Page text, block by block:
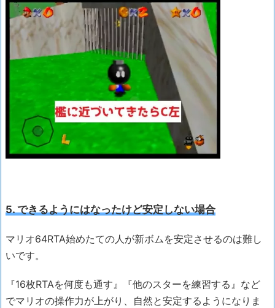
5. できるようにはなったけど安定しない場合
マリオ64RTA始めたての人が新ボムを安定させるのは難し
いです。
『16枚RTAを何度も通す』『他のスターを練習する』など
でマリオの操作力が上がり、自然と安定するようになりま